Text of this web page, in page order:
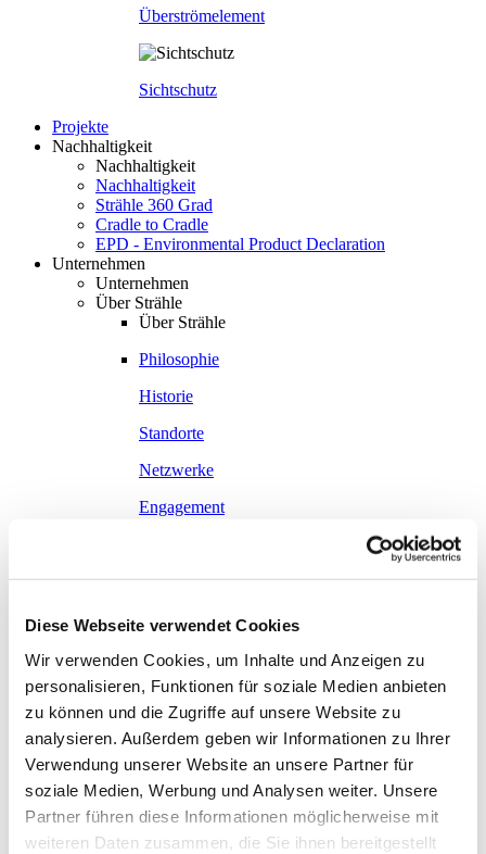
Diese Webseite verwendet Cookies
Wir verwenden Cookies, um Inhalte und Anzeigen zu
personalisieren, Funktionen für soziale Medien anbieten
zu können und die Zugriffe auf unsere Website zu
analysieren. Außerdem geben wir Informationen zu Ihrer
Verwendung unserer Website an unsere Partner für
soziale Medien, Werbung und Analysen weiter. Unsere
Partner führen diese Informationen möglicherweise mit
weiteren Daten zusammen, die Sie ihnen bereitgestellt
Überströmelement
Sichtschutz
Projekte
Nachhaltigkeit
Nachhaltigkeit
Nachhaltigkeit
Strähle 360 Grad
Cradle to Cradle
EPD - Environmental Product Declaration
Unternehmen
Unternehmen
Über Strähle
Über Strähle
Philosophie
Historie
Standorte
Netzwerke
Engagement
Ausstellungen
Waiblingen
Borkheide
Wien
London
Karriere
Aktuelles
Service
Service